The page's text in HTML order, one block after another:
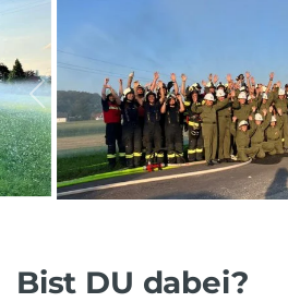
vorherige
Bist DU dabei?